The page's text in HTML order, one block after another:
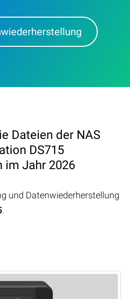
Dateien der NAS
DS715
im Jahr 2026
und Datenwiederherstellung
.